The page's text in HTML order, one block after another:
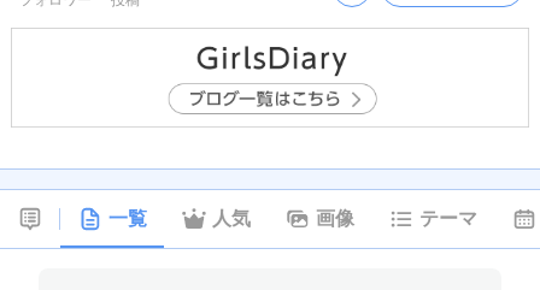
一覧 人気 画像 テーマ